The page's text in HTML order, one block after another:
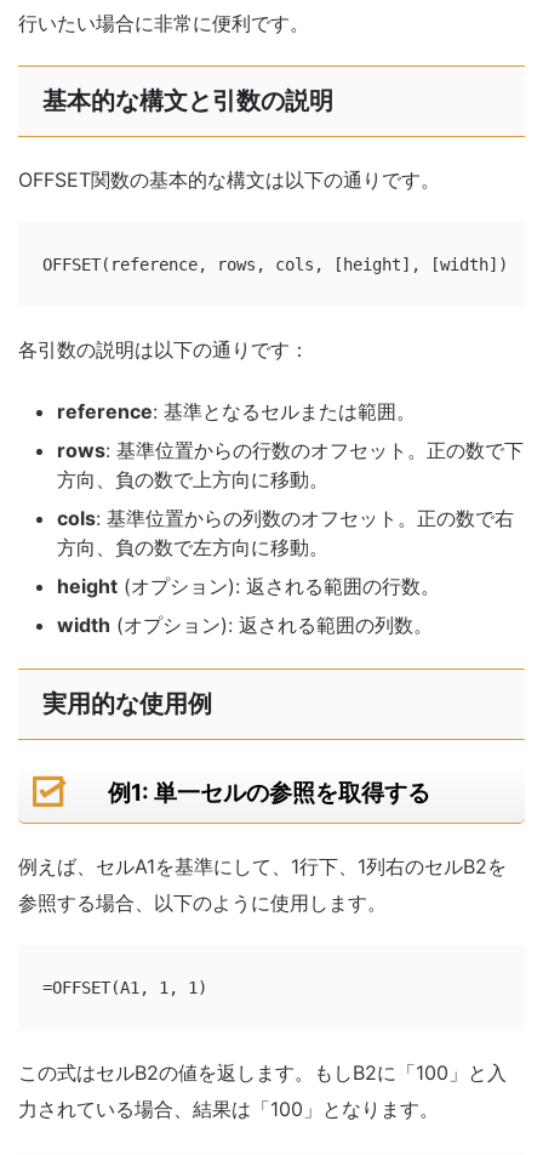
行いたい場合に非常に便利です。
基本的な構文と引数の説明
OFFSET関数の基本的な構文は以下の通りです。
OFFSET(reference, rows, cols, [height], [width])
各引数の説明は以下の通りです：
reference: 基準となるセルまたは範囲。
rows: 基準位置からの行数のオフセット。正の数で下
方向、負の数で上方向に移動。
cols: 基準位置からの列数のオフセット。正の数で右
方向、負の数で左方向に移動。
height (オプション): 返される範囲の行数。
width (オプション): 返される範囲の列数。
実用的な使用例
例1: 単一セルの参照を取得する
例えば、セルA1を基準にして、1行下、1列右のセルB2を
参照する場合、以下のように使用します。
=OFFSET(A1, 1, 1)
この式はセルB2の値を返します。もしB2に「100」と入
力されている場合、結果は「100」となります。